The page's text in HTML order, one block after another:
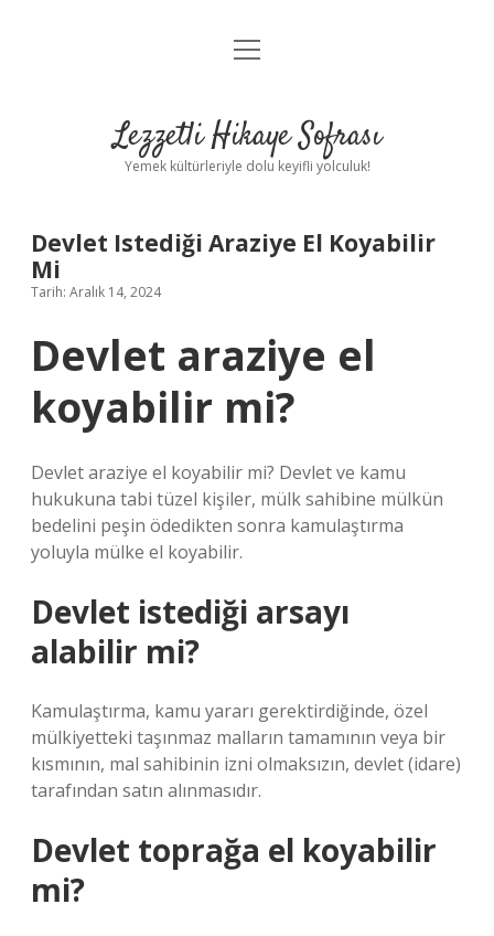
Anasayfa
Yasal Uyarı
menüyü
Lezzetli Hikaye Sofrası
Yemek kültürleriyle dolu keyifli yolculuk!
Devlet Istediği Araziye El Koyabilir
Mi
Tarih: Aralık 14, 2024
Devlet araziye el
koyabilir mi?
Devlet araziye el koyabilir mi? Devlet ve kamu
hukukuna tabi tüzel kişiler, mülk sahibine mülkün
bedelini peşin ödedikten sonra kamulaştırma
yoluyla mülke el koyabilir.
Devlet istediği arsayı
alabilir mi?
Kamulaştırma, kamu yararı gerektirdiğinde, özel
mülkiyetteki taşınmaz malların tamamının veya bir
kısmının, mal sahibinin izni olmaksızın, devlet (idare)
tarafından satın alınmasıdır.
Devlet toprağa el koyabilir
mi?